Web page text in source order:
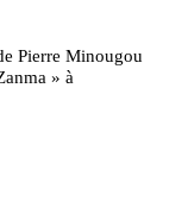
Pierre Minougou
» à